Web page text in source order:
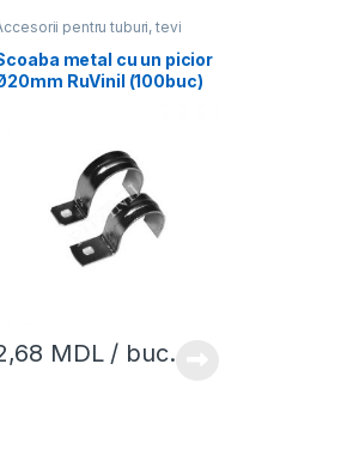
pentru tuburi, tevi
metal cu un picior
RuVinil (100buc)
MDL/ buc.